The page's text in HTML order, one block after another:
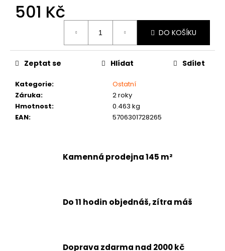
501 Kč
DO KOŠÍKU
Kategorie:
Ostatní
Záruka:
2 roky
Hmotnost:
0.463 kg
EAN: 5706301728265
Zeptat se Hlídat Sdílet
Kamenná prodejna 145 m²
Do 11 hodin objednáš, zítra máš
Doprava zdarma nad 2000 kč